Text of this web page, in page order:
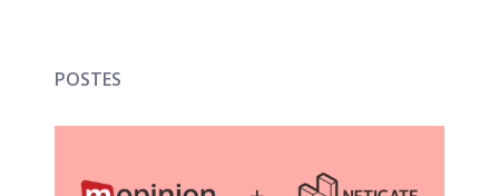
POSTES